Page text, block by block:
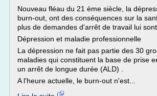
Nouveau fléau du 21 ème siècle, la
burn-out, ont des conséquences sur la
plus de demandes d'arrêt de travail lui
Dépression et maladie professionnelle
La dépression ne fait pas partie des 30
maladies qui constituent la base de prise
un arrêt de longue durée (ALD) .
A l'heure actuelle, le burn-out n'est...